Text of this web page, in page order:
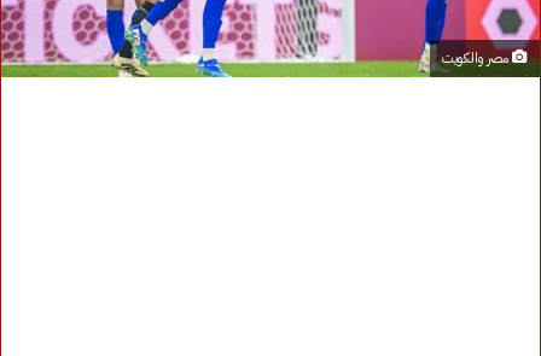
مصر والكويت